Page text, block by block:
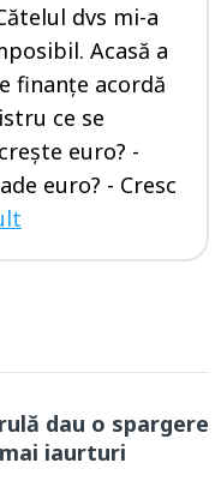
dvs mi-a
Acasă a
finanțe acordă
ce se
euro? -
euro? - Cresc
dau o spargere
iaurturi